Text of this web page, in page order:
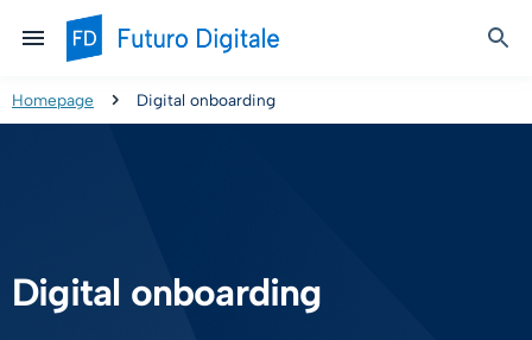
Homepage Digital onboarding
Digital onboarding